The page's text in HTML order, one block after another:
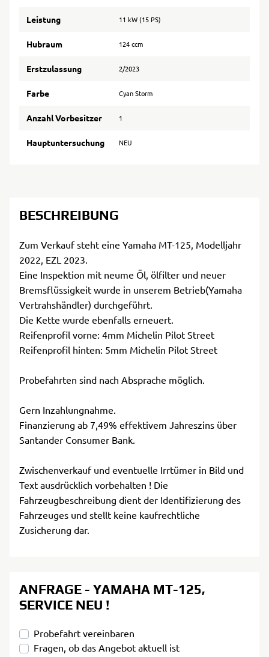
Leistung 11 kW (15 PS)
Hubraum 124 ccm
Erstzulassung 2/2023
Farbe Cyan Storm
Anzahl Vorbesitzer 1
Hauptuntersuchung NEU
BESCHREIBUNG
Zum Verkauf steht eine Yamaha MT-125, Modelljahr
2022, EZL 2023.
Eine Inspektion mit neume Öl, ölfilter und neuer
Bremsflüssigkeit wurde in unserem Betrieb(Yamaha
Vertrahshändler) durchgeführt.
Die Kette wurde ebenfalls erneuert.
Reifenprofil vorne: 4mm Michelin Pilot Street
Reifenprofil hinten: 5mm Michelin Pilot Street
Probefahrten sind nach Absprache möglich.
Gern Inzahlungnahme.
Finanzierung ab 7,49% effektivem Jahreszins über
Santander Consumer Bank.
Zwischenverkauf und eventuelle Irrtümer in Bild und
Text ausdrücklich vorbehalten ! Die
Fahrzeugbeschreibung dient der Identifizierung des
Fahrzeuges und stellt keine kaufrechtliche
Zusicherung dar.
ANFRAGE - YAMAHA MT-125,
SERVICE NEU !
Probefahrt vereinbaren
Fragen, ob das Angebot aktuell ist